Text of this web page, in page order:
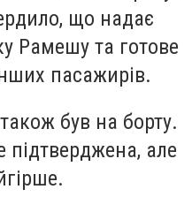
що надає
Рамешу та готове
пасажирів.
був на борту.
підтверджена, але